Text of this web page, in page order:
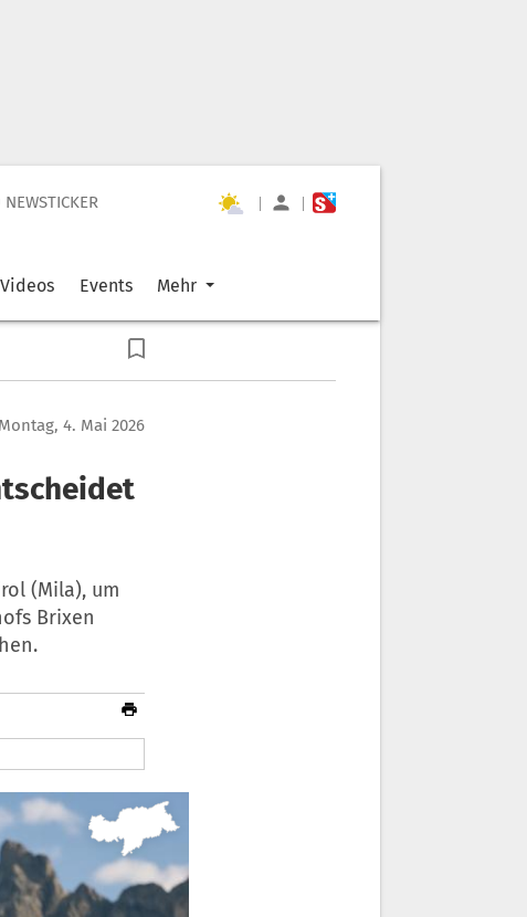
| |
Videos Events Mehr
Montag, 4. Mai 2026
(Mila), um
Brixen